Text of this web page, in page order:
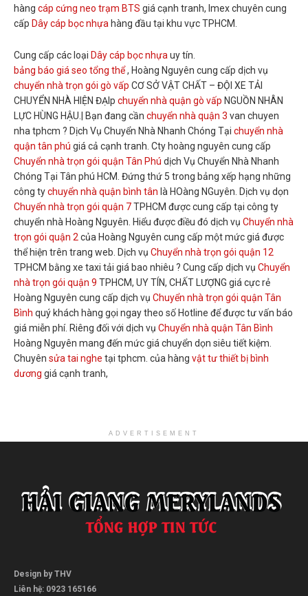
hàng cáp cứng neo trạm BTS giá cạnh tranh, Imex chuyên cung
cấp Dây cáp bọc nhựa hàng đầu tại khu vực TPHCM.
Cung cấp các loại Dây cáp bọc nhựa uy tín.
bảng báo giá seo tổng thể, Hoàng Nguyên cung cấp dịch vụ
chuyển nhà trọn gói gò vấp CƠ SỞ VẬT CHẤT – ĐỘI XE TẢI
CHUYỂN NHÀ HIỆN ĐẠIp chuyển nhà quận gò vấp NGUỒN NHÂN
LỰC HÙNG HẬU.| Bạn đang cần chuyển nhà quận 3 van chuyen
nha tphcm ? Dịch Vụ Chuyển Nhà Nhanh Chóng Tại chuyển nhà
quận tân phú giá cả cạnh tranh. Cty hoàng nguyên cung cấp
Chuyển nhà trọn gói quận Tân Phú dịch Vụ Chuyển Nhà Nhanh
Chóng Tại Tân phú HCM. Đứng thứ 5 trong bảng xếp hạng những
công tychuyển nhà quận bình tân là HOàng NGuyên. Dịch vụ dọn
Chuyển nhà trọn gói quận 7TPHCM được cung cấp tại công ty
chuyển nhà Hoàng Nguyên. Hiểu được điều đó dịch vụ Chuyển nhà
trọn gói quận 2 của Hoàng Nguyên cung cấp một mức giá được
thể hiện trên trang web. Dịch vụ Chuyển nhà trọn gói quận 12
TPHCM bằng xe taxi tải giá bao nhiêu ? Cung cấp dịch vụ Chuyển
nhà trọn gói quận 9 TPHCM, UY TÍN, CHẤT LƯỢNG giá cực rẻ
Hoàng Nguyên cung cấp dịch vụ Chuyển nhà trọn gói quận Tân
Bình quý khách hàng gọi ngay theo số Hotline để được tư vấn báo
giá miễn phí. Riêng đối với dịch vụ Chuyển nhà quận Tân Bình
Hoàng Nguyên mang đến mức giá chuyển dọn siêu tiết kiệm.
Chuyên sửa tai nghe tại tphcm. của hàng vật tư thiết bị bình
dương giá cạnh tranh,
ADVERTISEMENT
Design by THV
Liên hệ: 0923 165166